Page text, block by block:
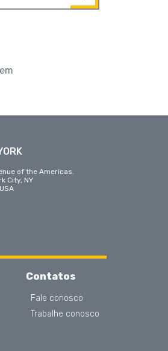
of the Americas.
City, NY
Contatos
Fale conosco
Trabalhe conosco